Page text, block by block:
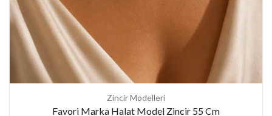
Zincir Modelleri
Favori Marka Halat Model Zincir 55 Cm